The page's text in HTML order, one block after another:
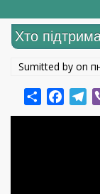
Хто
Sumitted by on
Share